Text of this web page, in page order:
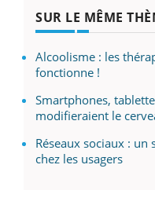
SUR LE MÊME
Alcoolisme : les
fonctionne !
Smartphones,
modifieraient le
Réseaux sociaux :
chez les usagers